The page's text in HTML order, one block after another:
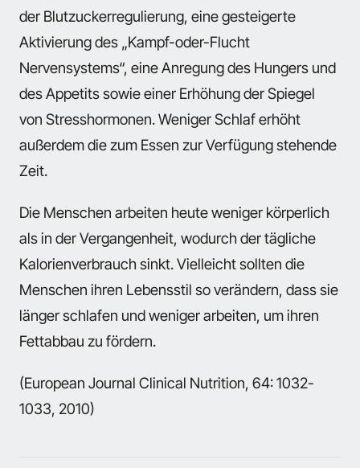
der Blutzuckerregulierung, eine gesteigerte
Aktivierung des „Kampf-oder-Flucht
Nervensystems“, eine Anregung des Hungers und
des Appetits sowie einer Erhöhung der Spiegel
von Stresshormonen. Weniger Schlaf erhöht
außerdem die zum Essen zur Verfügung stehende
Zeit.
Die Menschen arbeiten heute weniger körperlich
als in der Vergangenheit, wodurch der tägliche
Kalorienverbrauch sinkt. Vielleicht sollten die
Menschen ihren Lebensstil so verändern, dass sie
länger schlafen und weniger arbeiten, um ihren
Fettabbau zu fördern.
(European Journal Clinical Nutrition, 64: 1032-
1033, 2010)